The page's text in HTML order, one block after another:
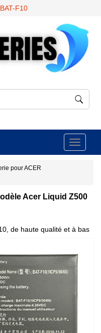
F10
Toggle
pour ACER
Acer Liquid Z500
de haute qualité et à bas